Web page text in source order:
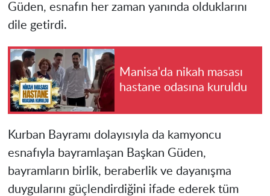
Güden, esnafın her zaman yanında olduklarını
dile getirdi.
Manisa'da nikah masası
hastane odasına kuruldu
Kurban Bayramı dolayısıyla da kamyoncu
esnafıyla bayramlaşan Başkan Güden,
bayramların birlik, beraberlik ve dayanışma
duygularını güçlendirdiğini ifade ederek tüm